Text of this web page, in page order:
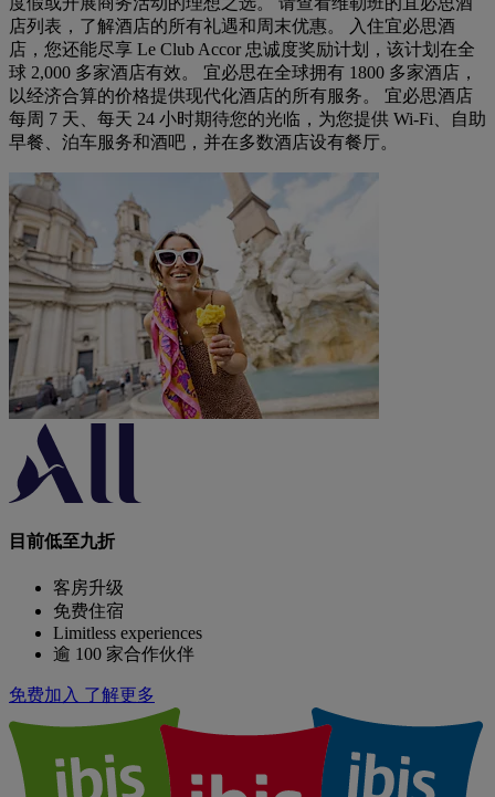
店列表，了解酒店的所有礼遇和周末优惠。 入住宜必思酒
店，您还能尽享 Le Club Accor 忠诚度奖励计划，该计划在全
球 2,000 多家酒店有效。 宜必思在全球拥有 1800 多家酒店，
以经济合算的价格提供现代化酒店的所有服务。 宜必思酒店
每周 7 天、每天 24 小时期待您的光临，为您提供 Wi-Fi、自助
早餐、泊车服务和酒吧，并在多数酒店设有餐厅。
目前低至九折
客房升级
免费住宿
Limitless experiences
逾 100 家合作伙伴
免费加入 了解更多